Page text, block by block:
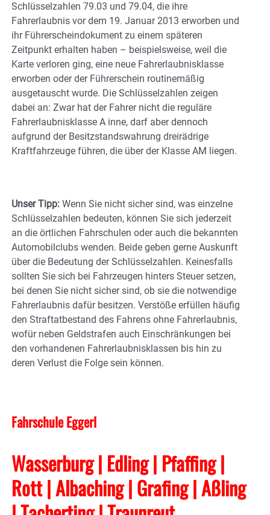
Schlüsselzahlen 79.03 und 79.04, die ihre
Fahrerlaubnis vor dem 19. Januar 2013 erworben und
ihr Führerscheindokument zu einem späteren
Zeitpunkt erhalten haben – beispielsweise, weil die
Karte verloren ging, eine neue Fahrerlaubnisklasse
erworben oder der Führerschein routinemäßig
ausgetauscht wurde. Die Schlüsselzahlen zeigen
dabei an: Zwar hat der Fahrer nicht die reguläre
Fahrerlaubnisklasse A inne, darf aber dennoch
aufgrund der Besitzstandswahrung dreirädrige
Kraftfahrzeuge führen, die über der Klasse AM liegen.
Unser Tipp: Wenn Sie nicht sicher sind, was einzelne
Schlüsselzahlen bedeuten, können Sie sich jederzeit
an die örtlichen Fahrschulen oder auch die bekannten
Automobilclubs wenden. Beide geben gerne Auskunft
über die Bedeutung der Schlüsselzahlen. Keinesfalls
sollten Sie sich bei Fahrzeugen hinters Steuer setzen,
bei denen Sie nicht sicher sind, ob sie die notwendige
Fahrerlaubnis dafür besitzen. Verstöße erfüllen häufig
den Straftatbestand des Fahrens ohne Fahrerlaubnis,
wofür neben Geldstrafen auch Einschränkungen bei
den vorhandenen Fahrerlaubnisklassen bis hin zu
deren Verlust die Folge sein können.
Fahrschule Eggerl
Wasserburg | Edling | Pfaffing |
Rott | Albaching| Grafing| Aßling